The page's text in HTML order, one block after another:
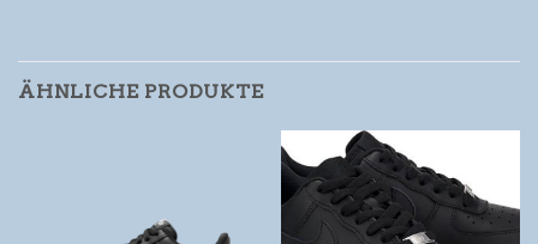
ÄHNLICHE PRODUKTE